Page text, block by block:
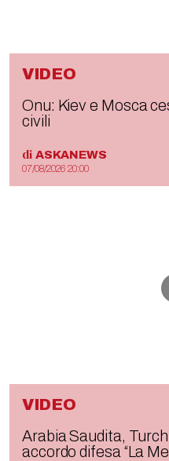
VIDEO
Onu: Kiev e Mosca
civili
di ASKANEWS
07/08/2026 20:00
VIDEO
Arabia Saudita,
accordo difesa “La